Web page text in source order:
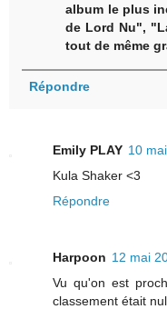
album le plus
de Lord Nu",
tout de même
Répondre
Emily PLAY 10
Kula Shaker <3
Répondre
Harpoon 12 mai
Vu qu'on est
classement était